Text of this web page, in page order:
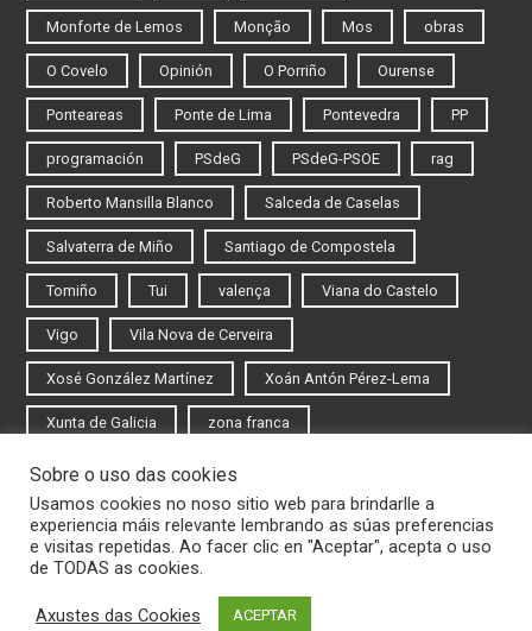
Monforte de Lemos Monção Mos obras
O Covelo Opinión O Porriño Ourense
Ponteareas Ponte de Lima Pontevedra PP
programación PSdeG PSdeG-PSOE rag
Roberto Mansilla Blanco Salceda de Caselas
Salvaterra de Miño Santiago de Compostela
Tomiño Tui valença Viana do Castelo
Vigo Vila Nova de Cerveira
Xosé González Martínez Xoán Antón Pérez-Lema
Xunta de Galicia zona franca
Iniciar sesión
Rexistrarse
Sobre o uso das cookies
Usamos cookies no noso sitio web para brindarlle a
experiencia máis relevante lembrando as súas preferencias
e visitas repetidas. Ao facer clic en "Aceptar", acepta o uso
de TODAS as cookies.
Axustes das Cookies ACEPTAR